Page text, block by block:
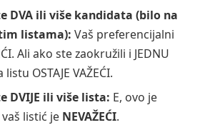
DVA ili više kandidata (bilo na
listama): Vaš preferencijalni
Ali ako ste zaokružili i JEDNU
OSTAJE VAŽEĆI.
DVIJE ili više lista: E, ovo je
listić je NEVAŽEĆI.